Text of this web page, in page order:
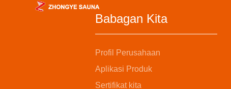
Babagan Kita
Profil Perusahaan
Aplikasi Produk
Sertifikat kita